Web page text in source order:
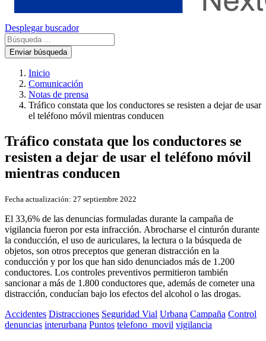
Desplegar buscador
Enviar búsqueda
Inicio
Comunicación
Notas de prensa
Tráfico constata que los conductores se resisten a dejar de usar
el teléfono móvil mientras conducen
Tráfico constata que los conductores se
resisten a dejar de usar el teléfono móvil
mientras conducen
Fecha actualización: 27 septiembre 2022
El 33,6% de las denuncias formuladas durante la campaña de
vigilancia fueron por esta infracción. Abrocharse el cinturón durante
la conducción, el uso de auriculares, la lectura o la búsqueda de
objetos, son otros preceptos que generan distracción en la
conducción y por los que han sido denunciados más de 1.200
conductores. Los controles preventivos permitieron también
sancionar a más de 1.800 conductores que, además de cometer una
distracción, conducían bajo los efectos del alcohol o las drogas.
Accidentes Distracciones Seguridad Vial Urbana Campaña Control
denuncias interurbana Puntos telefono_movil vigilancia